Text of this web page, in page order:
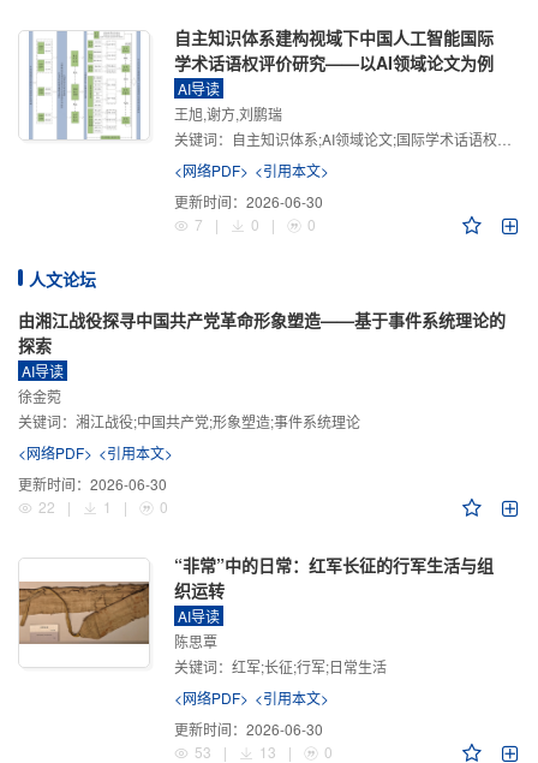
自主知识体系建构视域下中国人工智能国际
学术话语权评价研究——以AI领域论文为例
AI导读
王旭,谢方,刘鹏瑞
关键词： 自主知识体系;AI领域论文;国际学术话语权评价;学术影响力;学术感知力;学术传播力;学术引领力
<网络PDF> <引用本文>
更新时间： 2026-06-30
7
| 0 | 0
人文论坛
由湘江战役探寻中国共产党革命形象塑造——基于事件系统理论的
探索
AI导读
徐金菀
关键词： 湘江战役;中国共产党;形象塑造;事件系统理论
<网络PDF> <引用本文>
更新时间： 2026-06-30
22
| 1 | 0
“非常”中的日常：红军长征的行军生活与组
织运转
AI导读
陈思覃
关键词： 红军;长征;行军;日常生活
<网络PDF> <引用本文>
更新时间： 2026-06-30
53
| 13 | 0